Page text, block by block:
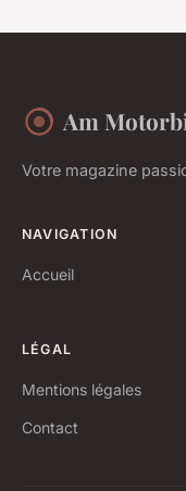
Am
Votre magazine
NAVIGATION
Accueil
LÉGAL
Mentions légales
Contact